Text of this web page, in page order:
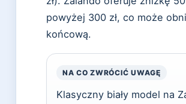
powyżej 300 zł, co może
końcową.
NA CO ZWRÓCIĆ UWAGĘ
Klasyczny biały model na